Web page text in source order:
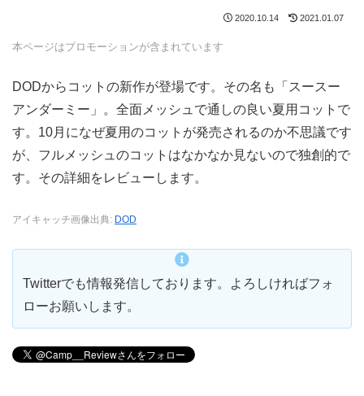
2020.10.14 2021.01.07
本ページはプロモーションが含まれています
DODからコットの新作が登場です。その名も「スースー
アンダーミー」。全面メッシュで通しの良い夏用コットで
す。10月になぜ夏用のコットが発売されるのか不思議です
が、フルメッシュのコットはなかなか見ないので独創的で
す。その詳細をレビューします。
アイキャッチ画像出典: DOD
Twitterでも情報発信しております。よろしければフォ
ローお願いします。